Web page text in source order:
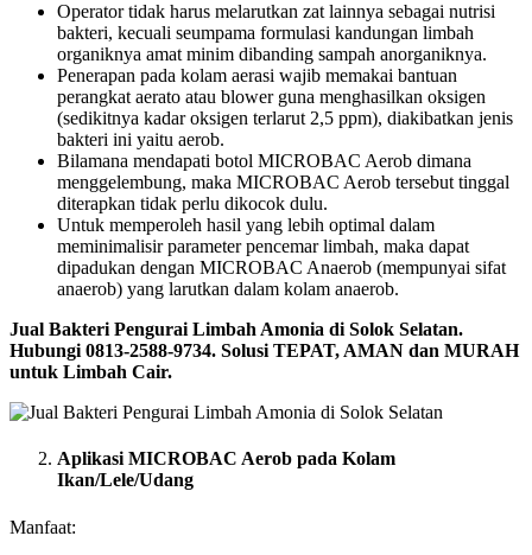
Operator tidak harus melarutkan zat lainnya sebagai nutrisi
bakteri, kecuali seumpama formulasi kandungan limbah
organiknya amat minim dibanding sampah anorganiknya.
Penerapan pada kolam aerasi wajib memakai bantuan
perangkat aerato atau blower guna menghasilkan oksigen
(sedikitnya kadar oksigen terlarut 2,5 ppm), diakibatkan jenis
bakteri ini yaitu aerob.
Bilamana mendapati botol MICROBAC Aerob dimana
menggelembung, maka MICROBAC Aerob tersebut tinggal
diterapkan tidak perlu dikocok dulu.
Untuk memperoleh hasil yang lebih optimal dalam
meminimalisir parameter pencemar limbah, maka dapat
dipadukan dengan MICROBAC Anaerob (mempunyai sifat
anaerob) yang larutkan dalam kolam anaerob.
Jual Bakteri Pengurai Limbah Amonia di Solok Selatan.
Hubungi 0813-2588-9734. Solusi TEPAT, AMAN dan MURAH
untuk Limbah Cair.
Aplikasi MICROBAC Aerob pada Kolam
Ikan/Lele/Udang
Manfaat: